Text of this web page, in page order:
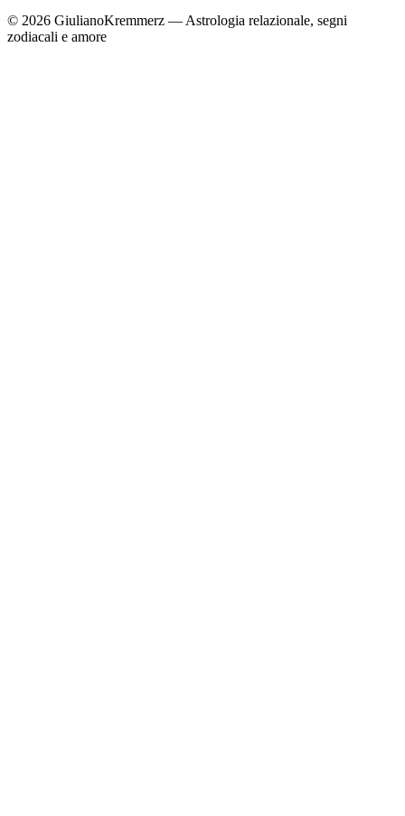
© 2026 GiulianoKremmerz — Astrologia relazionale, segni
zodiacali e amore